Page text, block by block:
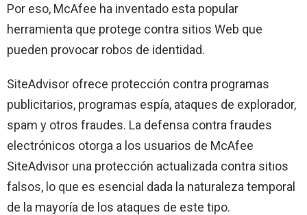
Por eso, McAfee ha inventado esta popular
herramienta que protege contra sitios Web que
pueden provocar robos de identidad.
SiteAdvisor ofrece protección contra programas
publicitarios, programas espía, ataques de explorador,
spam y otros fraudes. La defensa contra fraudes
electrónicos otorga a los usuarios de McAfee
SiteAdvisor una protección actualizada contra sitios
falsos, lo que es esencial dada la naturaleza temporal
de la mayoría de los ataques de este tipo.